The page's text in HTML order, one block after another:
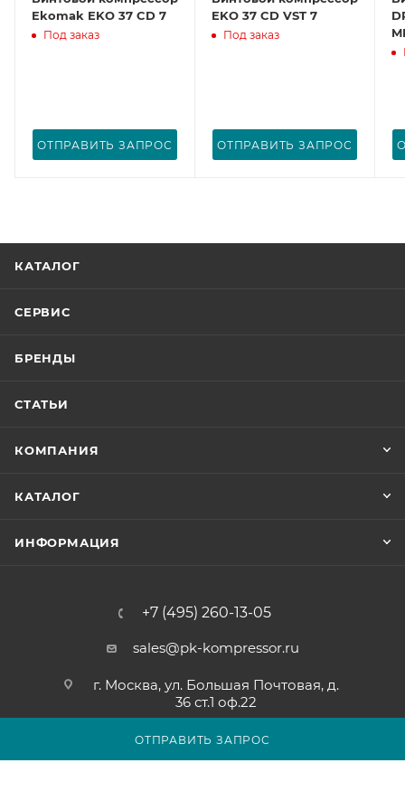
ОТПРАВИТЬ ЗАПРОС
Ekomak EKO 37 CD 7
Под заказ
ОТПРАВИТЬ ЗАПРОС
EKO 37 CD VST 7
Под заказ
ОТПРАВИТЬ ЗАПРОС
КАТАЛОГ
СЕРВИС
БРЕНДЫ
СТАТЬИ
КОМПАНИЯ
КАТАЛОГ
ИНФОРМАЦИЯ
+7 (495) 260-13-05
sales@pk-kompressor.ru
г. Москва, ул. Большая Почтовая, д.
36 ст.1 оф.22